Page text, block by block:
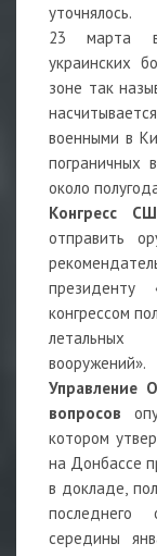
уточнялось.
23 марта
украинских
зоне так
военными в
пограничных
около
Конгресс
отправить
президенту
конгрессом
летальных
вооружений».
Управление
вопросов
котором
на Донбассе
в докладе,
середины